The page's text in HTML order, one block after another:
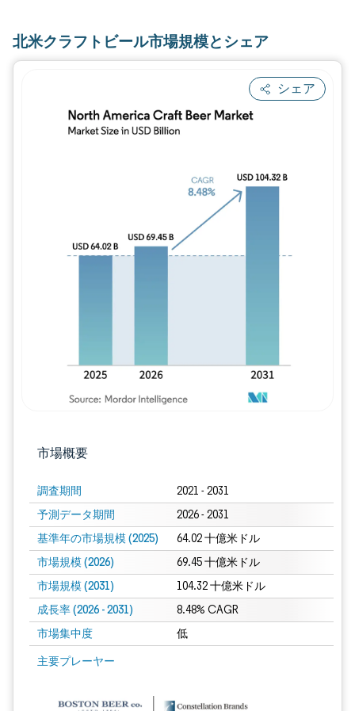
北米クラフトビール市場規模とシェア
シェア
市場概要
調査期間 2021 - 2031
予測データ期間 2026 - 2031
基準年の市場規模 (2025) 64.02 十億米ドル
市場規模 (2026) 69.45 十億米ドル
市場規模 (2031) 104.32 十億米ドル
成長率 (2026 - 2031) 8.48% CAGR
市場集中度 低
主要プレーヤー
画像 © Mordor Intelligence。再利用にはCC BY 4.0の表示が必要です。